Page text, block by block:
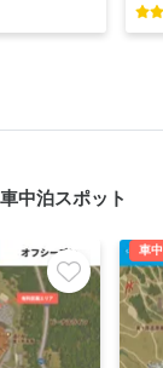
中泊スポット
車